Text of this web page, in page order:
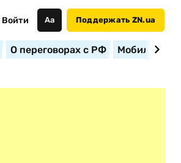
Войти Аа Поддержать ZN.ua
О переговорах с РФ